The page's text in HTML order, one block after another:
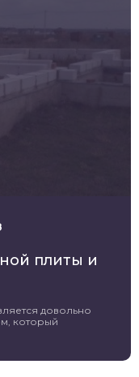
плиты и
довольно
который